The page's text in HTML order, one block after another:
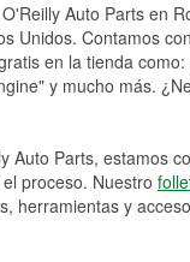
Auto Parts en
Unidos. Contamos
en la tienda
y mucho más.
Auto Parts, estamos
proceso. Nuestro
herramientas y